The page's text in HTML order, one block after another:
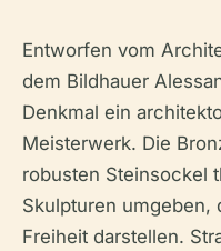
Entworfen vom
dem Bildhauer
Denkmal ein
Meisterwerk. Die
robusten Steinsockel
Skulpturen umgeben,
Freiheit darstellen.